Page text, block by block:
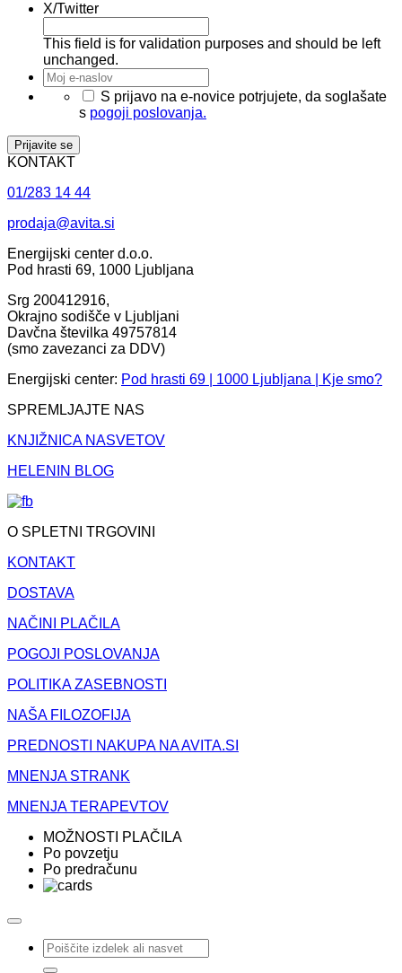
X/Twitter
This field is for validation purposes and should be left
unchanged.
Moj
e-
naslov*
S prijavo na e-novice potrjujete, da soglašate
s pogoji poslovanja.
KONTAKT
01/283 14 44
prodaja@avita.si
Energijski center d.o.o.
Pod hrasti 69, 1000 Ljubljana
Srg 200412916,
Okrajno sodišče v Ljubljani
Davčna številka 49757814
(smo zavezanci za DDV)
Energijski center: Pod hrasti 69 | 1000 Ljubljana | Kje smo?
SPREMLJAJTE NAS
KNJIŽNICA NASVETOV
HELENIN BLOG
O SPLETNI TRGOVINI
KONTAKT
DOSTAVA
NAČINI PLAČILA
POGOJI POSLOVANJA
POLITIKA ZASEBNOSTI
NAŠA FILOZOFIJA
PREDNOSTI NAKUPA NA AVITA.SI
MNENJA STRANK
MNENJA TERAPEVTOV
MOŽNOSTI PLAČILA
Po povzetju
Po predračunu
Išči: